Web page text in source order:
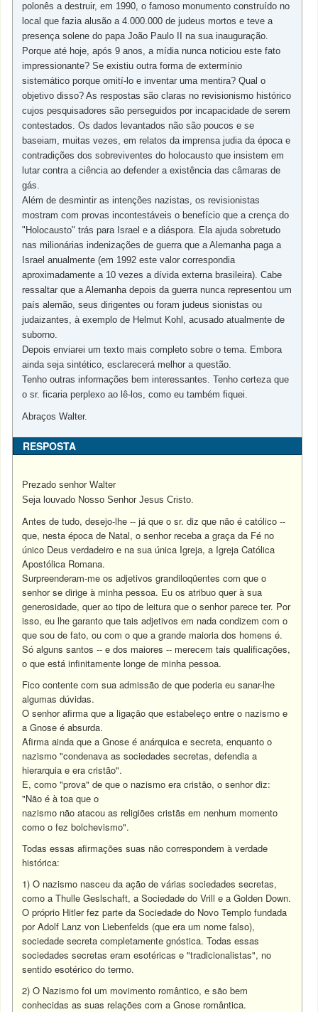
polonês a destruir, em 1990, o famoso monumento construído no
local que fazia alusão a 4.000.000 de judeus mortos e teve a
presença solene do papa João Paulo II na sua inauguração.
Porque até hoje, após 9 anos, a mídia nunca noticiou este fato
impressionante? Se existiu outra forma de extermínio
sistemático porque omití-lo e inventar uma mentira? Qual o
objetivo disso? As respostas são claras no revisionismo histórico
cujos pesquisadores são perseguidos por incapacidade de serem
contestados. Os dados levantados não são poucos e se
baseiam, muitas vezes, em relatos da imprensa judia da época e
contradições dos sobreviventes do holocausto que insistem em
lutar contra a ciência ao defender a existência das câmaras de
gás.
Além de desmintir as intenções nazistas, os revisionistas
mostram com provas incontestáveis o benefício que a crença do
"Holocausto" trás para Israel e a diáspora. Ela ajuda sobretudo
nas milionárias indenizações de guerra que a Alemanha paga a
Israel anualmente (em 1992 este valor correspondia
aproximadamente a 10 vezes a dívida externa brasileira). Cabe
ressaltar que a Alemanha depois da guerra nunca representou um
país alemão, seus dirigentes ou foram judeus sionistas ou
judaizantes, à exemplo de Helmut Kohl, acusado atualmente de
suborno.
Depois enviarei um texto mais completo sobre o tema. Embora
ainda seja sintético, esclarecerá melhor a questão.
Tenho outras informações bem interessantes. Tenho certeza que
o sr. ficaria perplexo ao lê-los, como eu também fiquei.
Abraços Walter.
RESPOSTA
Prezado senhor Walter
Seja louvado Nosso Senhor Jesus Cristo.
Antes de tudo, desejo-lhe -- já que o sr. diz que não é católico --
que, nesta época de Natal, o senhor receba a graça da Fé no
único Deus verdadeiro e na sua única Igreja, a Igreja Católica
Apostólica Romana.
Surpreenderam-me os adjetivos grandiloqüentes com que o
senhor se dirige à minha pessoa. Eu os atribuo quer à sua
generosidade, quer ao tipo de leitura que o senhor parece ter. Por
isso, eu lhe garanto que tais adjetivos em nada condizem com o
que sou de fato, ou com o que a grande maioria dos homens é.
Só alguns santos -- e dos maiores -- merecem tais qualificações,
o que está infinitamente longe de minha pessoa.
Fico contente com sua admissão de que poderia eu sanar-lhe
algumas dúvidas.
O senhor afirma que a ligação que estabeleço entre o nazismo e
a Gnose é absurda.
Afirma ainda que a Gnose é anárquica e secreta, enquanto o
nazismo "condenava as sociedades secretas, defendia a
hierarquia e era cristão".
E, como "prova" de que o nazismo era cristão, o senhor diz:
"Não é à toa que o
nazismo não atacou as religiões cristãs em nenhum momento
como o fez bolchevismo".
Todas essas afirmações suas não correspondem à verdade
histórica:
1) O nazismo nasceu da ação de várias sociedades secretas,
como a Thulle Geslschaft, a Sociedade do Vrill e a Golden Down.
O próprio Hitler fez parte da Sociedade do Novo Templo fundada
por Adolf Lanz von Liebenfelds (que era um nome falso),
sociedade secreta completamente gnóstica. Todas essas
sociedades secretas eram esotéricas e "tradicionalistas", no
sentido esotérico do termo.
2) O Nazismo foi um movimento romântico, e são bem
conhecidas as suas relações com a Gnose romântica.